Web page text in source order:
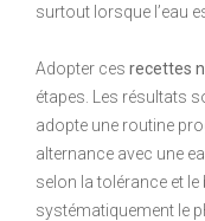
surtout lorsque l’eau
Adopter ces recettes
étapes. Les résultats
adopte une routine
alternance avec une
selon la tolérance et
systématiquement le